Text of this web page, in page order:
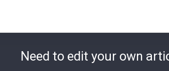
Need to edit your own